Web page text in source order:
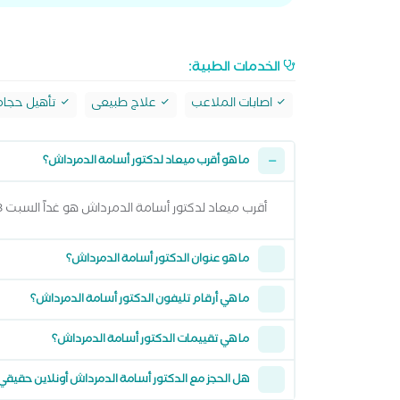
الخدمات الطبية:
اصابات الملاعب علاج طبيعى تأهيل
ما هو أقرب ميعاد لدكتور أسامة الدمرداش؟
أقرب ميعاد لدكتور أسامة الدمرداش هو غداً السبت 08 اغسطس 2026 من 7:00 مساءً وتقدر تشوف كل المواعيد المتاحة من خلال عرض المواعيد أعلاه
ما هو عنوان الدكتور أسامة الدمرداش؟
ما هي أرقام تليفون الدكتور أسامة الدمرداش؟
ما هي تقييمات الدكتور أسامة الدمرداش؟
هل الحجز مع الدكتور أسامة الدمرداش أونلاين